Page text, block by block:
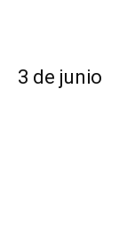
3 de junio